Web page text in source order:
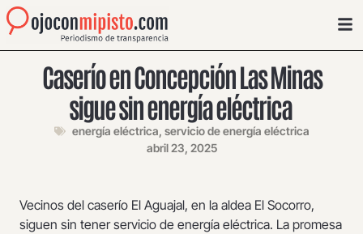
Caserío en Concepción Las Minas
sigue sin energía eléctrica
energía eléctrica, servicio de energía eléctrica
abril 23, 2025
Vecinos del caserío El Aguajal, en la aldea El Socorro,
siguen sin tener servicio de energía eléctrica. La promesa